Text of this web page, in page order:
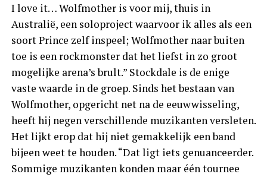
I love it… Wolfmother is voor mij, thuis in
Australië, een soloproject waarvoor ik alles als een
soort Prince zelf inspeel; Wolfmother naar buiten
toe is een rockmonster dat het liefst in zo groot
mogelijke arena’s brult.” Stockdale is de enige
vaste waarde in de groep. Sinds het bestaan van
Wolfmother, opgericht net na de eeuwwisseling,
heeft hij negen verschillende muzikanten versleten.
Het lijkt erop dat hij niet gemakkelijk een band
bijeen weet te houden. “Dat ligt iets genuanceerder.
Sommige muzikanten konden maar één tournee